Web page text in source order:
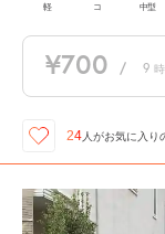
軽 コ 中型
¥700 / 9
24 人がお気に入り